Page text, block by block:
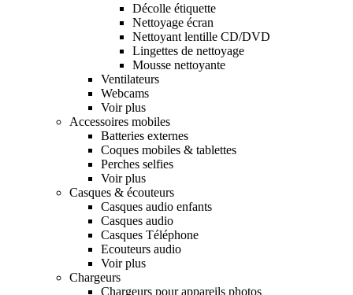
Décolle étiquette
Nettoyage écran
Nettoyant lentille CD/DVD
Lingettes de nettoyage
Mousse nettoyante
Ventilateurs
Webcams
Voir plus
Accessoires mobiles
Batteries externes
Coques mobiles & tablettes
Perches selfies
Voir plus
Casques & écouteurs
Casques audio enfants
Casques audio
Casques Téléphone
Ecouteurs audio
Voir plus
Chargeurs
Chargeurs pour appareils photos